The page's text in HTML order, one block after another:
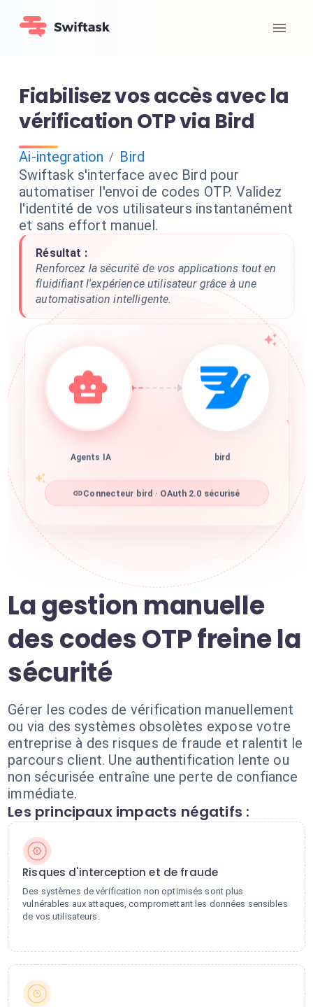
Fiabilisez vos accès avec la
vérification OTP via Bird
Ai-integration / Bird
Swiftask s'interface avec Bird pour
automatiser l'envoi de codes OTP. Validez
l'identité de vos utilisateurs instantanément
et sans effort manuel.
Résultat :
Renforcez la sécurité de vos applications tout en
fluidifiant l'expérience utilisateur grâce à une
automatisation intelligente.
Agents IA bird
Connecteur bird · OAuth 2.0 sécurisé
La gestion manuelle
des codes OTP freine la
sécurité
Gérer les codes de vérification manuellement
ou via des systèmes obsolètes expose votre
entreprise à des risques de fraude et ralentit le
parcours client. Une authentification lente ou
non sécurisée entraîne une perte de confiance
immédiate.
Les principaux impacts négatifs :
Risques d'interception et de fraude
Des systèmes de vérification non optimisés sont plus
vulnérables aux attaques, compromettant les données sensibles
de vos utilisateurs.